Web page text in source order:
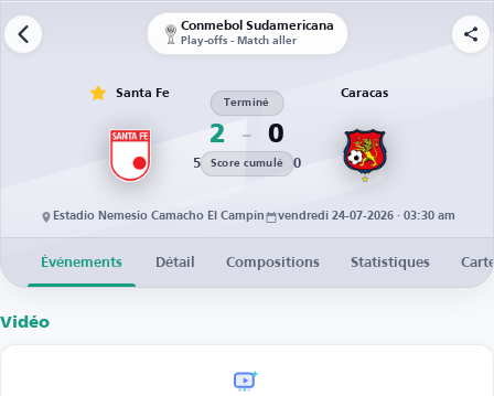
Conmebol Sudamericana
Play-offs - Match aller
Santa Fe
2
Terminé
0
5 Score cumulé 0
Caracas
Estadio Nemesio Camacho El Campín vendredi 24-07-2026 · 03:30 am
Événements Détail Compositions Statistiques
Vidéo